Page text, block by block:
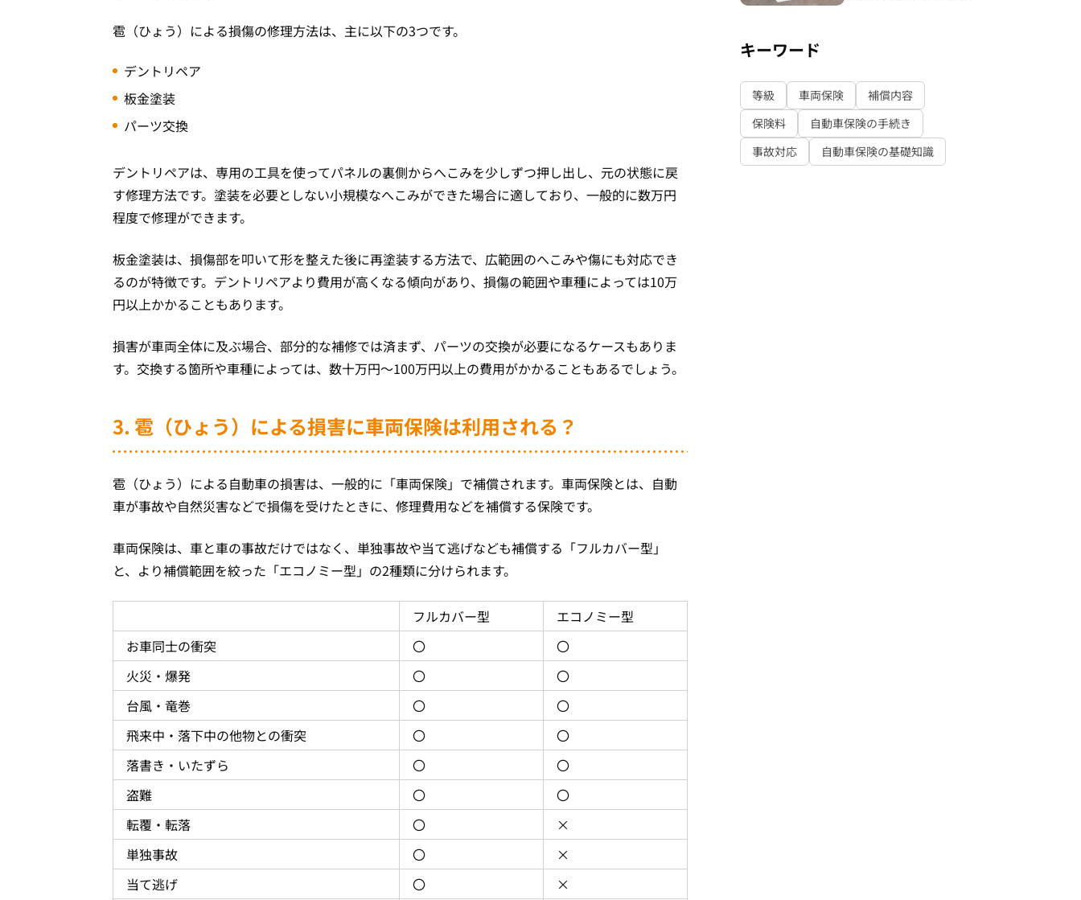
雹（ひょう）による損傷の修理方法は、主に以下の3つです。
デントリペア
板金塗装
パーツ交換
デントリペアは、専用の工具を使ってパネルの裏側からへこみを少しずつ押し出し、元の状態に戻
す修理方法です。塗装を必要としない小規模なへこみができた場合に適しており、一般的に数万円
程度で修理ができます。
板金塗装は、損傷部を叩いて形を整えた後に再塗装する方法で、広範囲のへこみや傷にも対応でき
るのが特徴です。デントリペアより費用が高くなる傾向があり、損傷の範囲や車種によっては10万
円以上かかることもあります。
損害が車両全体に及ぶ場合、部分的な補修では済まず、パーツの交換が必要になるケースもありま
す。交換する箇所や車種によっては、数十万円〜100万円以上の費用がかかることもあるでしょう。
3. 雹（ひょう）による損害に車両保険は利用される？
雹（ひょう）による自動車の損害は、一般的に「車両保険」で補償されます。車両保険とは、自動
車が事故や自然災害などで損傷を受けたときに、修理費用などを補償する保険です。
車両保険は、車と車の事故だけではなく、単独事故や当て逃げなども補償する「フルカバー型」
と、より補償範囲を絞った「エコノミー型」の2種類に分けられます。
フルカバー型
エコノミー型
お車同士の衝突
〇
〇
火災・爆発
〇
〇
台風・竜巻
〇
〇
飛来中・落下中の他物との衝突
〇
〇
落書き・いたずら
〇
〇
盗難
〇
〇
転覆・転落
〇
×
単独事故
〇
×
当て逃げ
〇
×
キーワード
等級 車両保険
補償内容
保険料
自動車保険の手続き
事故対応
自動車保険の基礎知識